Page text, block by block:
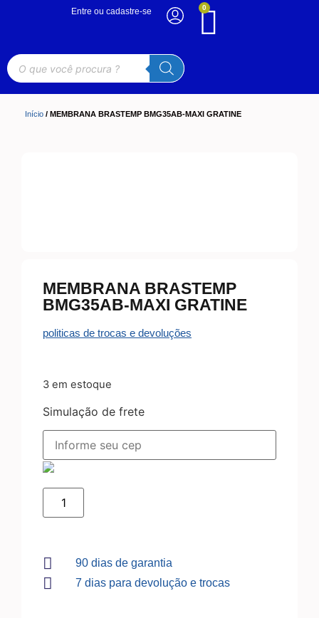
0
Entre ou cadastre-se
Início / MEMBRANA BRASTEMP BMG35AB-MAXI GRATINE
MEMBRANA BRASTEMP
BMG35AB-MAXI GRATINE
politicas de trocas e devoluções
3 em estoque
Simulação de frete
90 dias de garantia
7 dias para devolução e trocas